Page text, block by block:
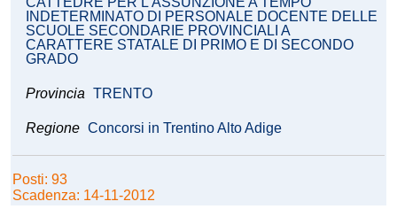
INDETERMINATO DI PERSONALE DOCENTE DELLE
SCUOLE SECONDARIE PROVINCIALI A
CARATTERE STATALE DI PRIMO E DI SECONDO
GRADO
Provincia TRENTO
Regione Concorsi in Trentino Alto Adige
Posti: 93
Scadenza: 14-11-2012